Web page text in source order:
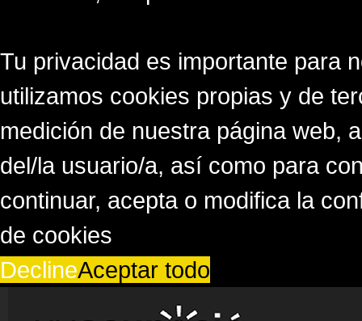
Tu privacidad es importante para
utilizamos cookies propias y de
medición de nuestra página web,
del/la usuario/a, así como para
continuar, acepta o modifica la
de cookies
DeclineAceptar todo